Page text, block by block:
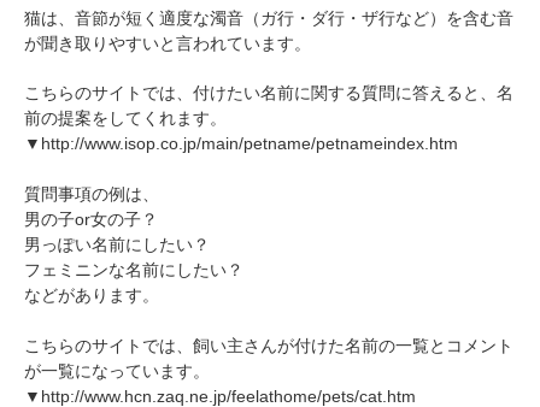
猫は、音節が短く適度な濁音（ガ行・ダ行・ザ行など）を含む音
が聞き取りやすいと言われています。
こちらのサイトでは、付けたい名前に関する質問に答えると、名
前の提案をしてくれます。
▼http://www.isop.co.jp/main/petname/petnameindex.htm
質問事項の例は、
男の子or女の子？
男っぽい名前にしたい？
フェミニンな名前にしたい？
などがあります。
こちらのサイトでは、飼い主さんが付けた名前の一覧とコメント
が一覧になっています。
▼http://www.hcn.zaq.ne.jp/feelathome/pets/cat.htm